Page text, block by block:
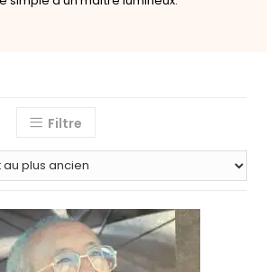
Filtre